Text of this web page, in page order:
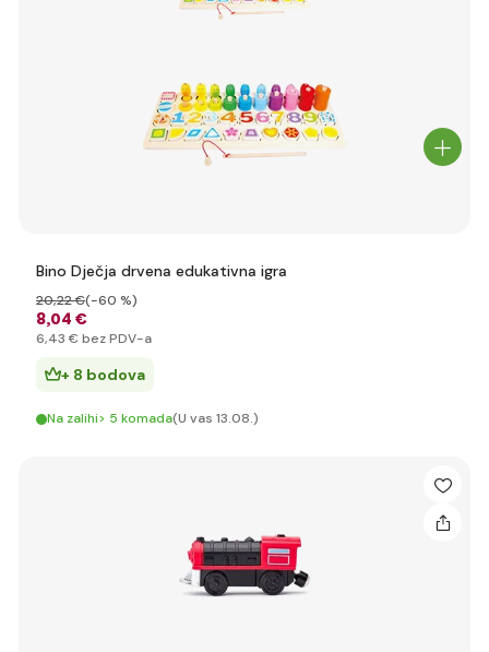
Bino Dječja drvena edukativna igra
8,04 €
20,22 €(-60 %)
6,43 € bez PDV-a
+ 8 bodova
Na zalihi> 5 komada(U vas 13.08.)